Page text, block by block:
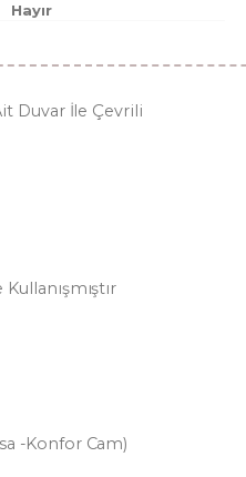
Hayır
Duvar İle Çevrili
-Konfor Cam)